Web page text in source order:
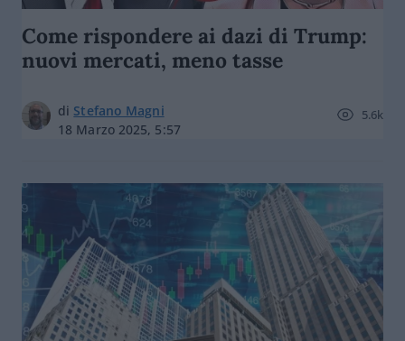
Come rispondere ai dazi di Trump:
nuovi mercati, meno tasse
di Stefano Magni
18 Marzo 2025, 5:57
5.6k